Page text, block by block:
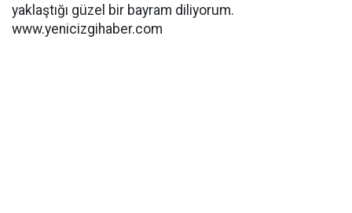
yaklaştığı güzel bir bayram diliyorum.
www.yenicizgihaber.com